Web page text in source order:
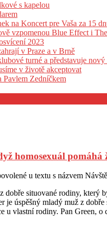
s kapelou
na Koncert pre Vaša za 15
vzpomenou Blue Effect i
2023
v Praze a v Brně
turné a představuje
v životě akceptovat
Pavlem Zedníčkem
homosexuál pomáhá
u textu s názvem
dobře situované rodiny,
je úspěšný mladý muž z
u vlastní rodiny. Pan Green,